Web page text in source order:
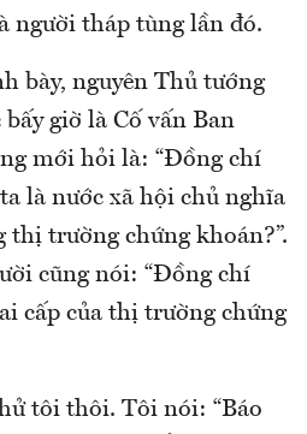
người tháp tùng lần đó.
bày, nguyên Thủ tướng
giờ là Cố vấn Ban
mới hỏi là: “Đồng chí
là nước xã hội chủ nghĩa
thị trường chứng khoán?”.
cũng nói: “Đồng chí
cấp của thị trường chứng
tôi thôi. Tôi nói: “Báo